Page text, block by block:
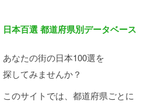
日本百選 都道府県別データベース
あなたの街の日本100選を
探してみませんか？
このサイトでは、都道府県ごとに